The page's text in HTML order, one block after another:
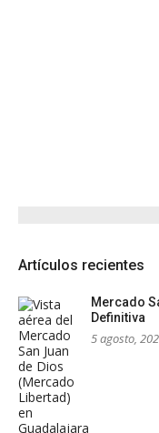
Artículos recientes
Mercado
Definitiva
5 agosto,